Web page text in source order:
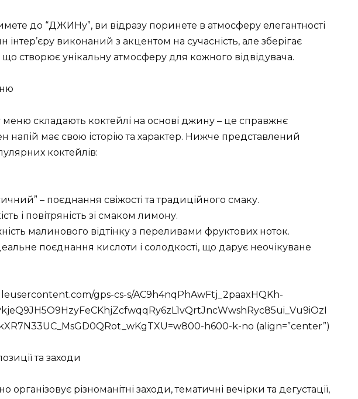
до “ДЖИНу”, ви відразу поринете в атмосферу елегантності
інтер’єру виконаний з акцентом на сучасність, але зберігає
створює унікальну атмосферу для кожного відвідувача.
меню складають коктейлі на основі джину – це справжнє
напій має свою історію та характер. Нижче представлений
коктейлів:
– поєднання свіжості та традиційного смаку.
і повітряність зі смаком лимону.
малинового відтінку з переливами фруктових ноток.
поєднання кислоти і солодкості, що дарує неочікуване
gps-cs-s/AC9h4nqPhAwFtj_2paaxHQKh-
h600-k-no (align=”center”)
та заходи
різноманітні заходи, тематичні вечірки та дегустації,